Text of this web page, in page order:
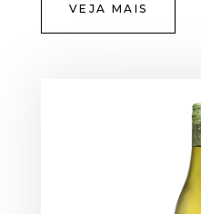
VEJA MAIS